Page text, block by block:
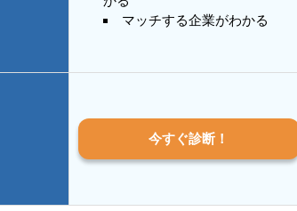
マッチする企業がわかる
今すぐ診断！